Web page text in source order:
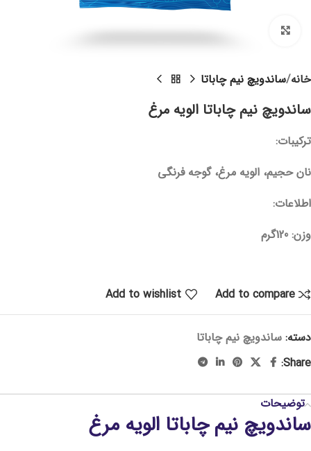
Click to enlarge
خانه ساندویچ نیم چاباتا
ساندویچ نیم چاباتا الویه مرغ
ترکیبات:
نان حجیم، الویه مرغ، گوجه فرنگی
اطلاعات:
وزن:
Add to compare
Add to wishlist
دسته: ساندویچ نیم چاباتا
Share:
توضیحات
ساندویچ نیم چاباتا الویه مرغ